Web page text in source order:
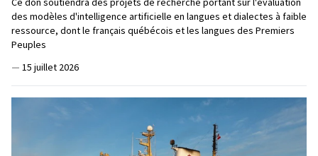
des modèles d'intelligence artificielle en langues et dialectes à faible
ressource, dont le français québécois et les langues des Premiers
Peuples
— 15 juillet 2026